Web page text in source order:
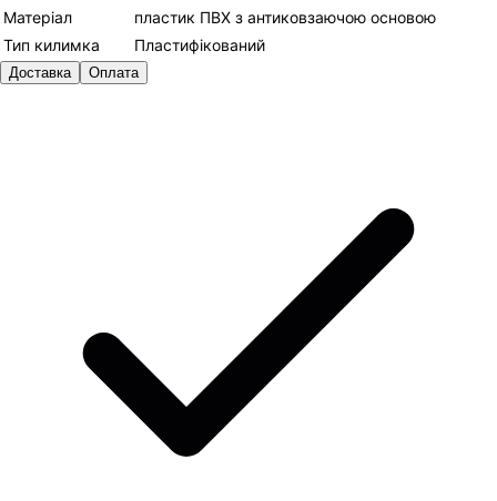
Матеріал
пластик ПВХ з антиковзаючою основою
Тип килимка
Пластифікований
Доставка Оплата